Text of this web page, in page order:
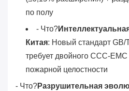
по полу
- Что?
Китая: Новый стандарт GB/
требует двойного CCC-
пожарной целостности
- Что?Разрушительная